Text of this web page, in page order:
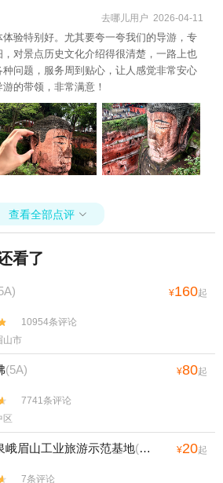
去哪儿用户 2026-04-11
验特别好。尤其要夸一夸我们的导游，专
对景点历史文化介绍得很清楚，一路上也
问题，服务周到贴心，让人感觉非常安心
的带领，非常满意！
查看全部点评 
看了
¥160起
10954条评论
山市
(5A) ¥80起
7741条评论
区
峨眉山工业旅游示范基地(4A) ¥20起
7条评论